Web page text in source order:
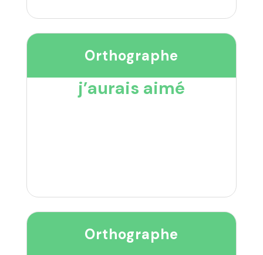
Orthographe
j’aurais aimé
Orthographe